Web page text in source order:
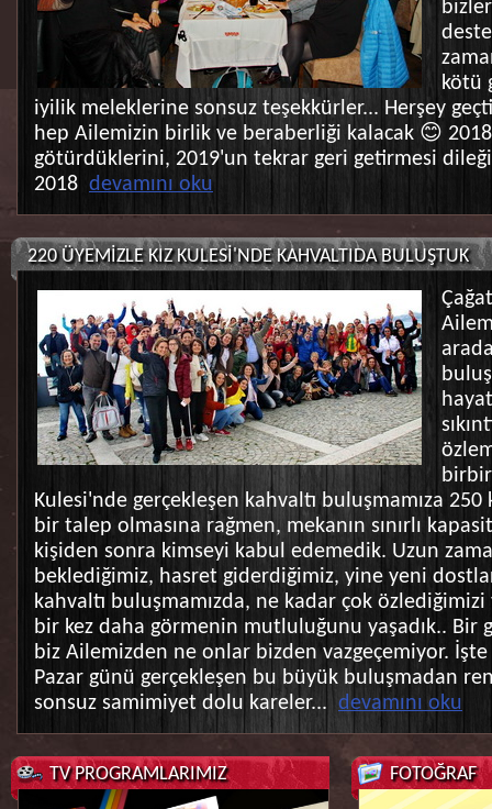
kötü
iyilik meleklerine sonsuz teşekkürler... Herşey
hep Ailemizin birlik ve beraberliği kalacak 😊
götürdüklerini, 2019'un tekrar geri getirmesi
2018 devamını oku
220 ÜYEMİZLE KIZ KULESİ'NDE KAHVALTIDA BULUŞTUK
Kulesi'nde gerçekleşen kahvaltı buluşmamıza
bir talep olmasına rağmen, mekanın sınırlı
kişiden sonra kimseyi kabul edemedik. Uzun
beklediğimiz, hasret giderdiğimiz, yine yeni
kahvaltı buluşmamızda, ne kadar çok
bir kez daha görmenin mutluluğunu yaşadık.. Bir
biz Ailemizden ne onlar bizden vazgeçemiyor. İşte
Pazar günü gerçekleşen bu büyük buluşmadan
sonsuz samimiyet dolu kareler... devamını oku
TV PROGRAMLARIMIZ FOTOĞRAF